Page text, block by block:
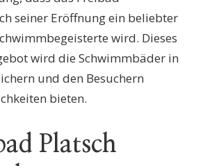
seiner Eröffnung ein beliebter
wird. Dieses
wird die Schwimmbäder in
und den Besuchern
bieten.
Platsch